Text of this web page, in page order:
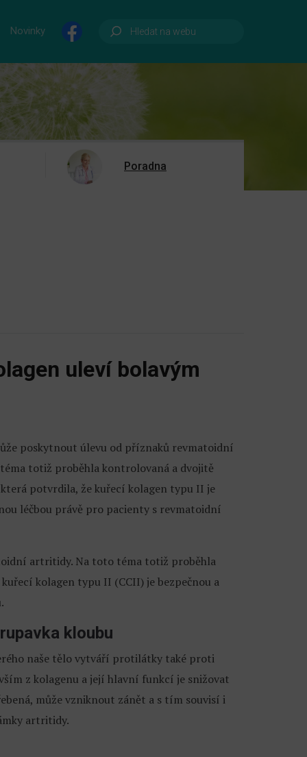
Novinky
Poradna
uleví bolavým
poskytnout úlevu od příznaků revmatoidní
totiž proběhla kontrolovaná a dvojitě
potvrdila, že kuřecí kolagen typu II je
léčbou právě pro pacienty s revmatoidní
artritidy. Na toto téma totiž proběhla
kolagen typu II (CCII) je bezpečnou a
kloubu
naše tělo vytváří protilátky také proti
z kolagenu a její hlavní funkcí je snižovat
může vzniknout zánět a s tím souvisí i
artritidy.